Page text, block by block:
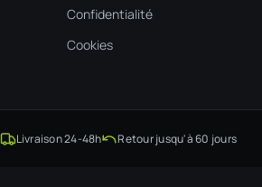
Confidentialité
Cookies
Livraison 24-48h Retour jusqu'à 60 jours